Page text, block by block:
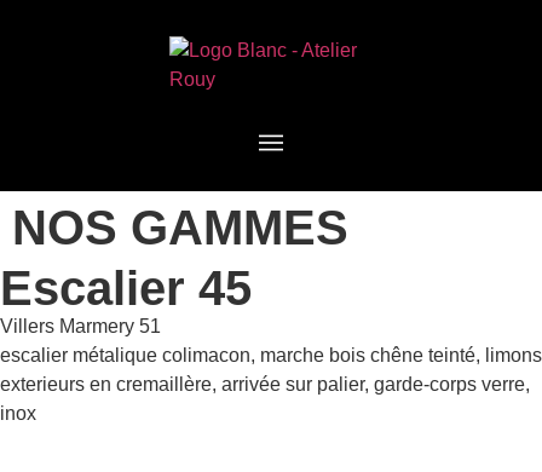
NOS GAMMES
Escalier 45
Villers Marmery 51
escalier métalique colimacon, marche bois chêne teinté, limons
exterieurs en cremaillère, arrivée sur palier, garde-corps verre,
inox